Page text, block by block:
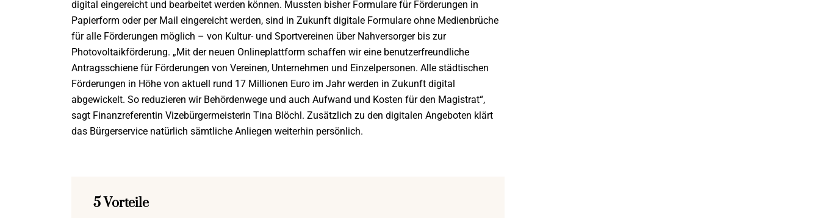
digital eingereicht und bearbeitet werden können. Mussten bisher Formulare für Förderungen in
Papierform oder per Mail eingereicht werden, sind in Zukunft digitale Formulare ohne Medienbrüche
für alle Förderungen möglich – von Kultur- und Sportvereinen über Nahversorger bis zur
Photovoltaikförderung. „Mit der neuen Onlineplattform schaffen wir eine benutzerfreundliche
Antragsschiene für Förderungen von Vereinen, Unternehmen und Einzelpersonen. Alle städtischen
Förderungen in Höhe von aktuell rund 17 Millionen Euro im Jahr werden in Zukunft digital
abgewickelt. So reduzieren wir Behördenwege und auch Aufwand und Kosten für den Magistrat“,
sagt Finanzreferentin Vizebürgermeisterin Tina Blöchl. Zusätzlich zu den digitalen Angeboten klärt
das Bürgerservice natürlich sämtliche Anliegen weiterhin persönlich.
5 Vorteile